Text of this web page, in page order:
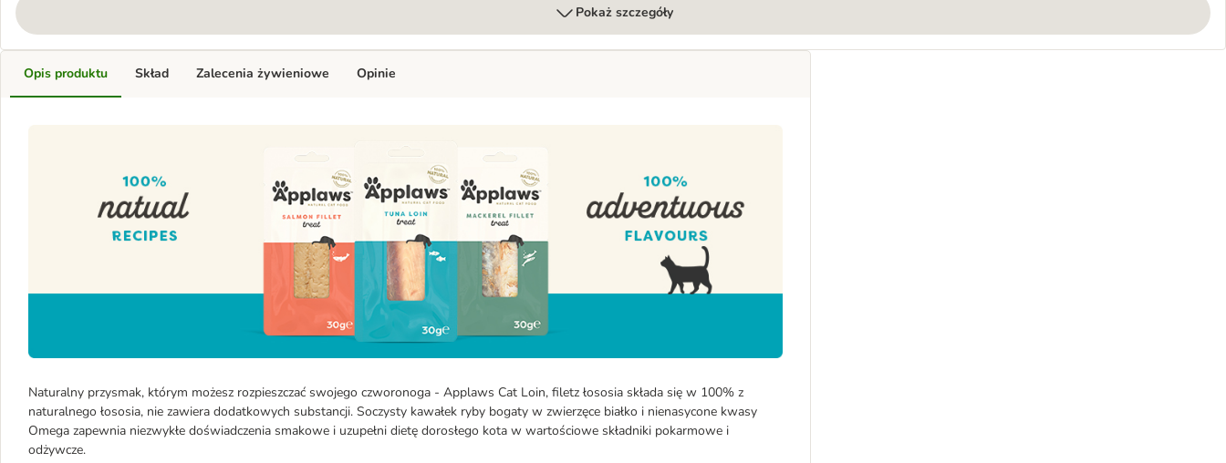
Pokaż szczegóły
Opis produktu
Naturalny przysmak, którym możesz rozpieszczać swojego czworonoga - Applaws Cat Loin, filetz łososia składa się w 100% z
naturalnego łososia, nie zawiera dodatkowych substancji. Soczysty kawałek ryby bogaty w zwierzęce białko i nienasycone kwasy
Omega zapewnia niezwykłe doświadczenia smakowe i uzupełni dietę dorosłego kota w wartościowe składniki pokarmowe i
odżywcze.
Skład Zalecenia żywieniowe Opinie